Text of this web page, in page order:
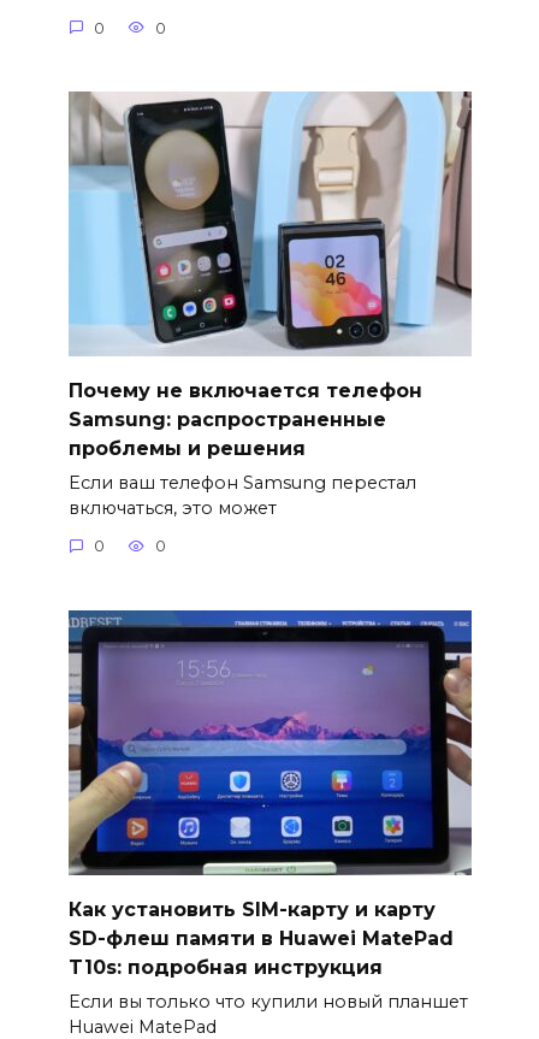
0 0
Почему не включается телефон
Samsung: распространенные
проблемы и решения
Если ваш телефон Samsung перестал
включаться, это может
0 0
Как установить SIM-карту и карту
SD-флеш памяти в Huawei MatePad
T10s: подробная инструкция
Если вы только что купили новый планшет
Huawei MatePad